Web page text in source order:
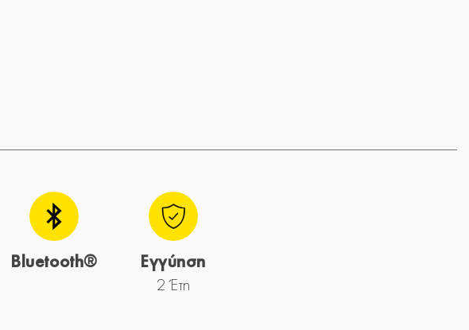
Bluetooth®
Εγγύηση
2 Έτη